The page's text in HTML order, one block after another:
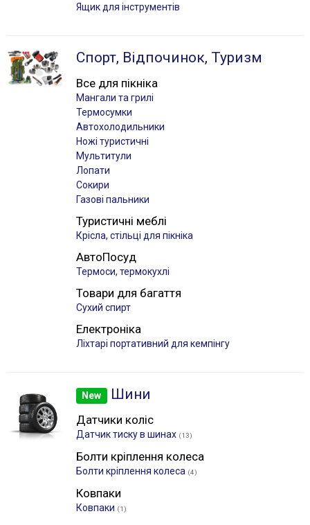
Ящик для інструментів
Спорт, Відпочинок, Туризм
Все для пікніка
Мангали та грилі
Термосумки
Автохолодильники
Ножі туристичні
Мультитули
Лопати
Сокири
Газові пальники
Туристичні меблі
Крісла, стільці для пікніка
АвтоПосуд
Термоси, термокухлі
Товари для багаття
Сухий спирт
Електроніка
Лiхтарі портативний для кемпінгу
New Шини
Датчики коліс
Датчик тиску в шинах (13)
Болти кріплення колеса
Болти кріплення колеса (4)
Ковпаки
Ковпаки (1)